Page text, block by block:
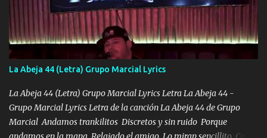
otra Música Surcando bien mi camino voy por mi línea no veo a
los lados aquel que no corre vuela no se me duerm voy chicoteado
Ya pasé varias hazañas ya tienen rato que me agarran el colmillo
de este León los estatales no sé esperaron Al tiro esta la PrimiZa
también la nueve que cargo al lado doy la mano al que su amigo y
al traicionero damos pa abajo Y No me paran aquí hay pa más
pues hay charola les voy a dar hasta topar pues no hay de otra...
La Abeja 44 (Letra) Grupo Marcial Lyrics
La Abeja 44 (Letra) Grupo Marcial Lyrics Letra La Abeja 44 -
Grupo Marcial Lyrics Letra de la canción La Abeja 44 de Grupo
Marcial Andamos trankilitos Discretos y sin ruido Porque